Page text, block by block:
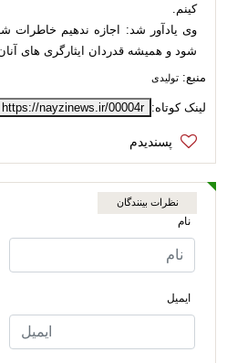
کینم.
وی یادآور شد: اجازه ندهیم
شود و همیشه قدردان ایثارگری های
منبع: تولیدی
لینک کوتاه: https://nayzinews.ir/00004r
نظرات بینندگان
نام
ایمیل